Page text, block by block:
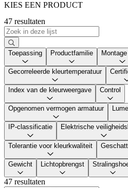
KIES EEN PRODUCT
47 resultaten
Toepassing Productfamilie
Gecorreleerde kleurtemperatuur
Index van de kleurweergave Control
Opgenomen vermogen armatuur
IP-classificatie Elektrische
Tolerantie voor kleurkwaliteit
Gewicht Lichtopbrengst
47 resultaten